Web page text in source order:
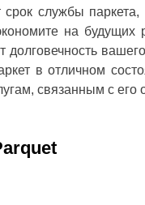
службы
на
в отличном
связанным с его